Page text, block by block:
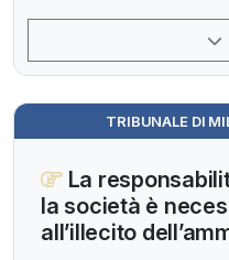
TRIBUNALE DI
La
la società è
all’illecito